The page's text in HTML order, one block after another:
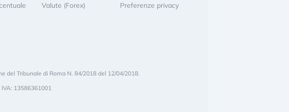
Valute (Forex)
Preferenze privacy
del Tribunale di Roma N. 84/2018 del 12/04/2018.
13586361001